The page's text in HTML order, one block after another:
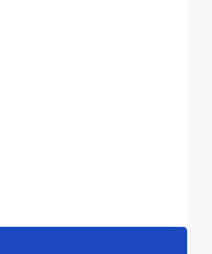
Wert ein